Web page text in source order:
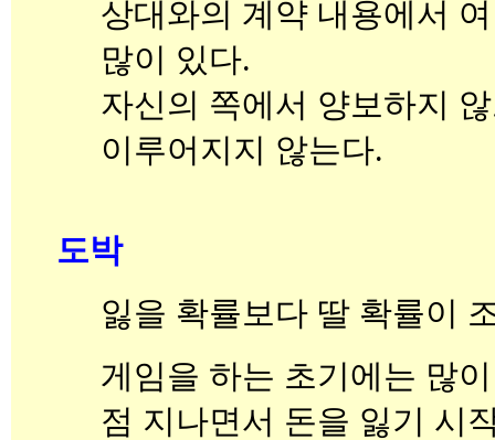
상대와의 계약 내용에서
많이 있다.
자신의 쪽에서 양보하지
이루어지지 않는다.
도박
잃을 확률보다 딸 확률이
게임을 하는 초기에는 많
점 지나면서 돈을 잃기 시